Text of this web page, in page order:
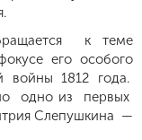
к теме
его особого
войны 1812 года.
одно из первых
Слепушкина —